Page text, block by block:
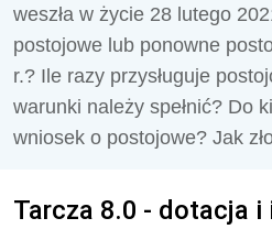
weszła w życie 28 lutego
postojowe lub ponowne
r.? Ile razy przysługuje
warunki należy spełnić? Do
wniosek o postojowe? Jak
Tarcza 8.0 - dotacja i